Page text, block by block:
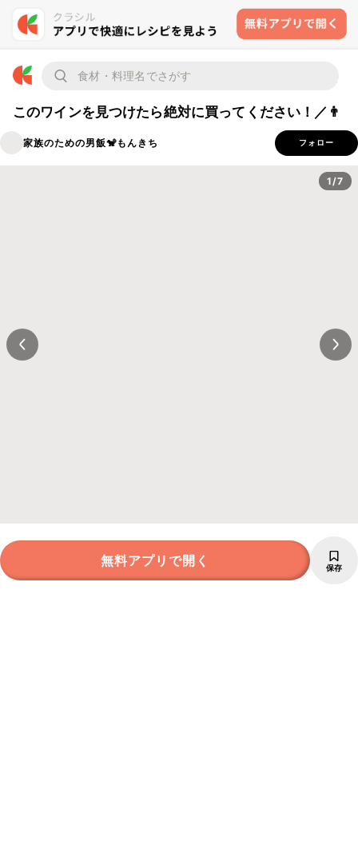
このワインを見つけたら絶対に買ってください！／👨‍
家族のための男飯🐒もんきち フォロー
1/7
無料アプリで開く 保存